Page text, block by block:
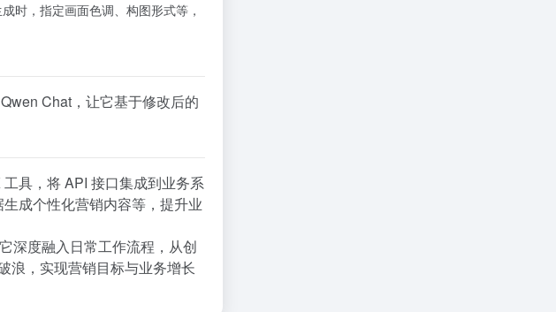
时，指定画面色调、构图形式等，
Chat，让它基于修改后的
具，将 API 接口集成到业务系
成个性化营销内容等，提升业
深度融入日常工作流程，从创
浪，实现营销目标与业务增长